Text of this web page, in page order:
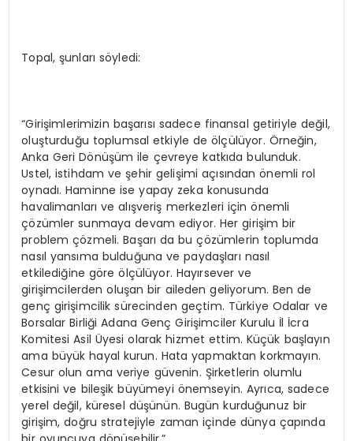
Topal, şunları söyledi:
“Girişimlerimizin başarısı sadece finansal getiriyle değil,
oluşturduğu toplumsal etkiyle de ölçülüyor. Örneğin,
Anka Geri Dönüşüm ile çevreye katkıda bulunduk.
Ustel, istihdam ve şehir gelişimi açısından önemli rol
oynadı. Haminne ise yapay zeka konusunda
havalimanları ve alışveriş merkezleri için önemli
çözümler sunmaya devam ediyor. Her girişim bir
problem çözmeli. Başarı da bu çözümlerin toplumda
nasıl yansıma bulduğuna ve paydaşları nasıl
etkilediğine göre ölçülüyor. Hayırsever ve
girişimcilerden oluşan bir aileden geliyorum. Ben de
genç girişimcilik sürecinden geçtim. Türkiye Odalar ve
Borsalar Birliği Adana Genç Girişimciler Kurulu İl İcra
Komitesi Asil Üyesi olarak hizmet ettim. Küçük başlayın
ama büyük hayal kurun. Hata yapmaktan korkmayın.
Cesur olun ama veriye güvenin. Şirketlerin olumlu
etkisini ve bileşik büyümeyi önemseyin. Ayrıca, sadece
yerel değil, küresel düşünün. Bugün kurduğunuz bir
girişim, doğru stratejiyle zaman içinde dünya çapında